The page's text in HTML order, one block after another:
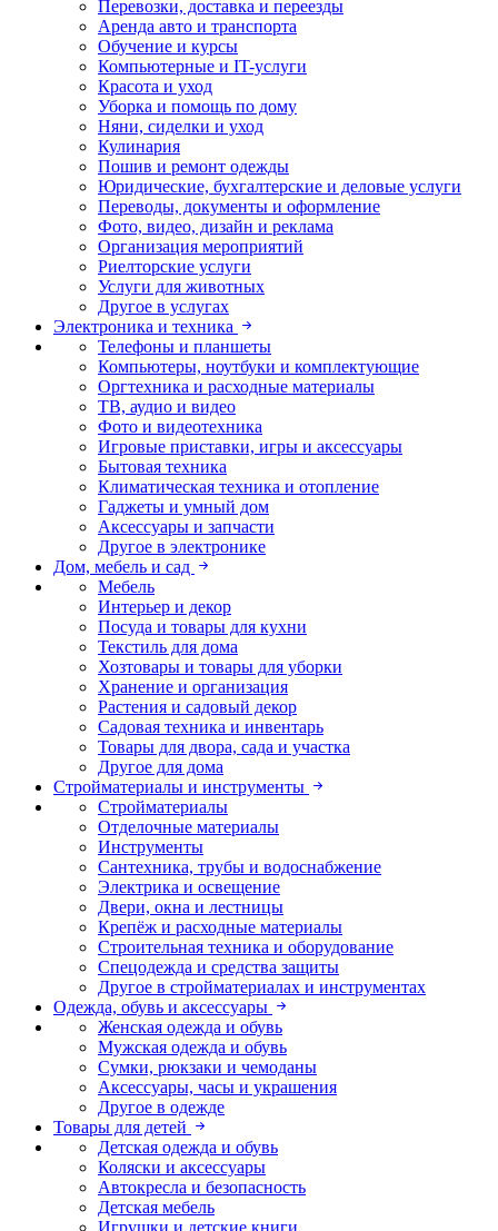
Перевозки, доставка и переезды
Аренда авто и транспорта
Обучение и курсы
Компьютерные и IT-услуги
Красота и уход
Уборка и помощь по дому
Няни, сиделки и уход
Кулинария
Пошив и ремонт одежды
Юридические, бухгалтерские и деловые услуги
Переводы, документы и оформление
Фото, видео, дизайн и реклама
Организация мероприятий
Риелторские услуги
Услуги для животных
Другое в услугах
Электроника и техника
Телефоны и планшеты
Компьютеры, ноутбуки и комплектующие
Оргтехника и расходные материалы
ТВ, аудио и видео
Фото и видеотехника
Игровые приставки, игры и аксессуары
Бытовая техника
Климатическая техника и отопление
Гаджеты и умный дом
Аксессуары и запчасти
Другое в электронике
Дом, мебель и сад
Мебель
Интерьер и декор
Посуда и товары для кухни
Текстиль для дома
Хозтовары и товары для уборки
Хранение и организация
Растения и садовый декор
Садовая техника и инвентарь
Товары для двора, сада и участка
Другое для дома
Стройматериалы и инструменты
Стройматериалы
Отделочные материалы
Инструменты
Сантехника, трубы и водоснабжение
Электрика и освещение
Двери, окна и лестницы
Крепёж и расходные материалы
Строительная техника и оборудование
Спецодежда и средства защиты
Другое в стройматериалах и инструментах
Одежда, обувь и аксессуары
Женская одежда и обувь
Мужская одежда и обувь
Сумки, рюкзаки и чемоданы
Аксессуары, часы и украшения
Другое в одежде
Товары для детей
Детская одежда и обувь
Коляски и аксессуары
Автокресла и безопасность
Детская мебель
Игрушки и детские книги